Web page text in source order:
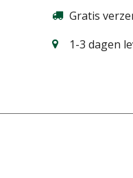
Gratis
1-3 dagen